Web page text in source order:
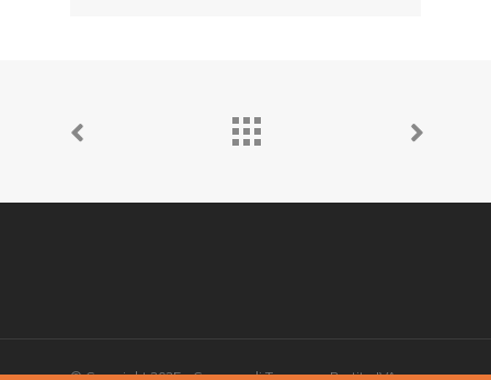
© Copyright 2025 - Comune di Torgnon - Partita IVA: